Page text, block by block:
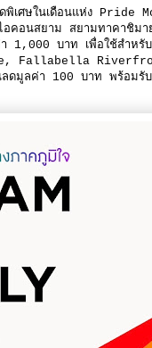
พิเศษในเดือนแห่ง
ไอคอนสยาม สยามทาคา
1,000 บาท เพื่อใช้สำห
Fallabella
ลค่า 100 บาท พร้อมรับ